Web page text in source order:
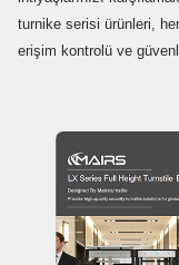
turnike serisi ürünleri,
erişim kontrolü ve